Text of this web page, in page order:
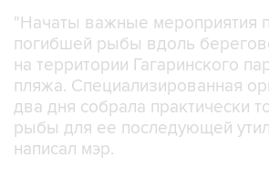
"Начаты важные мероприятия
погибшей рыбы вдоль
на территории Гагаринского
пляжа. Специализированная
два дня собрала практически
рыбы для ее последующей
написал мэр.